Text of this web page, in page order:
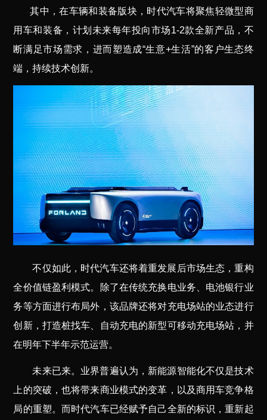
其中，在车辆和装备版块，时代汽车将聚焦轻微型商
用车和装备，计划未来每年投向市场1-2款全新产品，不
断满足市场需求，进而塑造成“生意+生活”的客户生态终
端，持续技术创新。
不仅如此，时代汽车还将着重发展后市场生态，重构
全价值链盈利模式。除了在传统充换电业务、电池银行业
务等方面进行布局外，该品牌还将对充电场站的业态进行
创新，打造桩找车、自动充电的新型可移动充电场站，并
在明年下半年示范运营。
未来已来。业界普遍认为，新能源智能化不仅是技术
上的突破，也将带来商业模式的变革，以及商用车竞争格
局的重塑。而时代汽车已经赋予自己全新的标识，重新起